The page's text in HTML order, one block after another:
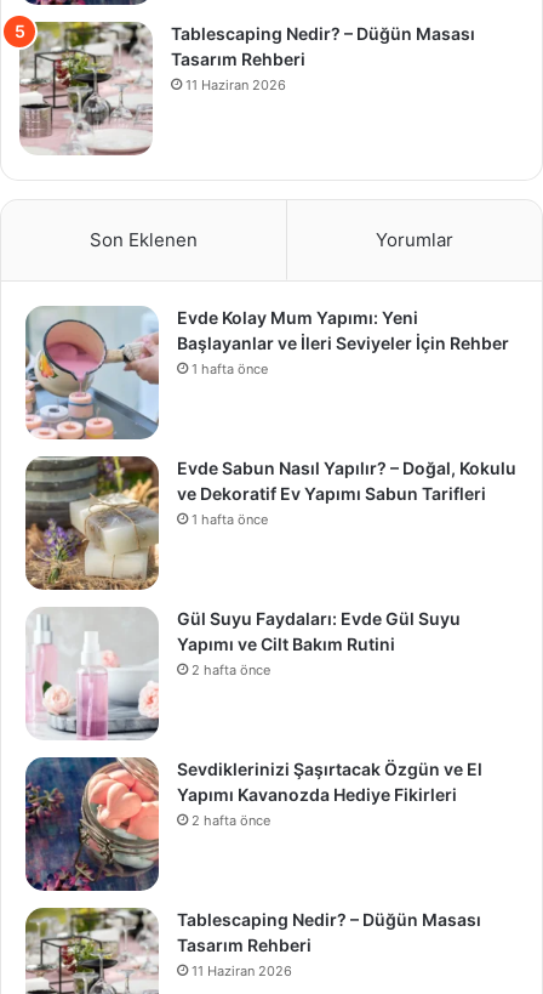
Tablescaping Nedir? – Düğün Masası
Tasarım Rehberi
11 Haziran 2026
Son Eklenen Yorumlar
Evde Kolay Mum Yapımı: Yeni
Başlayanlar ve İleri Seviyeler İçin Rehber
1 hafta önce
Evde Sabun Nasıl Yapılır? – Doğal, Kokulu
ve Dekoratif Ev Yapımı Sabun Tarifleri
1 hafta önce
Gül Suyu Faydaları: Evde Gül Suyu
Yapımı ve Cilt Bakım Rutini
2 hafta önce
Sevdiklerinizi Şaşırtacak Özgün ve El
Yapımı Kavanozda Hediye Fikirleri
2 hafta önce
Tablescaping Nedir? – Düğün Masası
Tasarım Rehberi
11 Haziran 2026